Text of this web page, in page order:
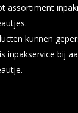
assortiment
kunnen
inpakservice bij